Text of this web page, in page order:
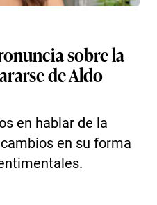
sobre la
de Aldo
en hablar de la
en su forma